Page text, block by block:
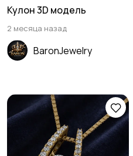
Кулон 3D модель
2 месяца назад
BaronJewelry